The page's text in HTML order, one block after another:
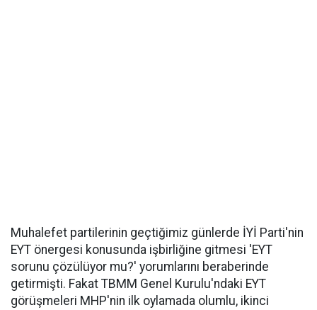
Muhalefet partilerinin geçtiğimiz günlerde İYİ Parti'nin
EYT önergesi konusunda işbirliğine gitmesi 'EYT
sorunu çözülüyor mu?' yorumlarını beraberinde
getirmişti. Fakat TBMM Genel Kurulu'ndaki EYT
görüşmeleri MHP'nin ilk oylamada olumlu, ikinci